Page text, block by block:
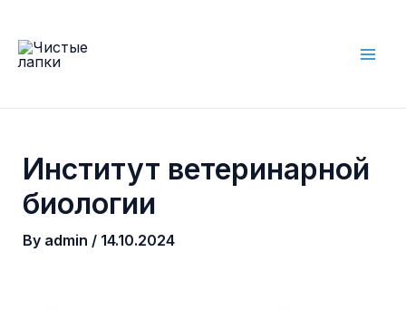
content
Институт ветеринарной
биологии
By admin / 14.10.2024